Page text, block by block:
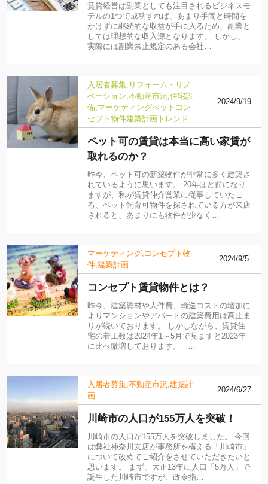
賃貸経営は副業としても注目されるビジネスモ
デルの1つで成功すれば、あまり手間と時間を
かけずに継続的な収益が手に入るため、副業と
しては理想的な収入源となります。 しかし、
実際には副業禁止規定のある会社…
入居者募集 リフォーム・リノ
ベーション 不動産市況 住宅設
備 マーケティングペット コン
セプト物件建築計画 トレンド
2024/9/19
ペット可の賃貸は本当に高い家賃が
取れるのか？
昨今、ペット可の新築物件が非常に多く建築さ
れているように思います。 20年ほど前になり
ますが、私が賃貸仲介営業に従事していたこ
ろ、ペット飼育可物件を探されている方が来店
されると、あまりにも物件が少なく…
マーケティング コンセプト物
件 建築計画
2024/9/5
コンセプト賃貸物件とは？
昨今、建築資材や人件費、輸送コストの増加に
よりマンションやアパートの建築費用は高止ま
りが続いております。 しかしながら、賃貸住
宅の着工数は2024年1～5月で見ますと2023年
に比べ微増しております。 …
入居者募集 不動産市況 建築計
画
2024/6/27
川崎市の人口が155万人を突破！
川崎市の人口が155万人を突破しました。 今回
は弊社神奈川支店が事務所を構える「川崎市」
について改めてご紹介をさせていただきたいと
思います。 まず、大正13年に人口「5万人」で
誕生した川崎市ですが、政令指…